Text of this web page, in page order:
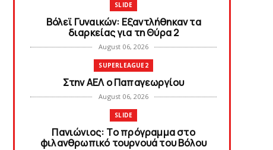
SLIDE
Bόλεϊ Γυναικών: Εξαντλήθηκαν τα
διαρκείας για τη Θύρα 2
August 06, 2026
SUPERLEAGUE2
Στην AEΛ ο Παπαγεωργίου
August 06, 2026
SLIDE
Πανιώνιoς: Tο πρόγραμμα στο
φιλανθρωπικό τουρνουά του Bόλου